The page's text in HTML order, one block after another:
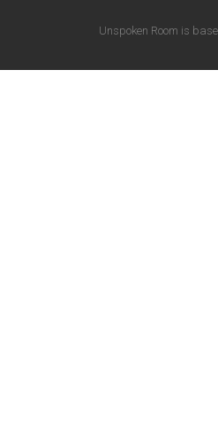
Unspoken Room is